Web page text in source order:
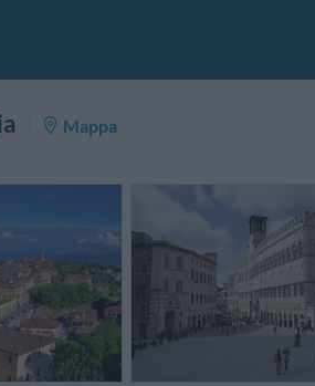
Mappa